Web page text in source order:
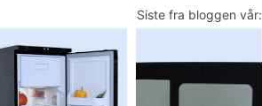
Siste fra bloggen vår: